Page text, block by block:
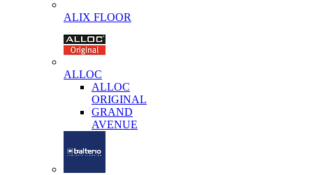
ALIX FLOOR
ALLOC
ALLOC
ORIGINAL
GRAND
AVENUE